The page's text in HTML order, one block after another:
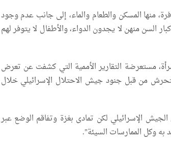
منها المسكن والطعام والماء، إلى جانب عدم وجود
السن منهن لا يجدون الدواء، والأطفال لا يتوفر لهم
مستعرضة التقارير الأممية التي كشفت عن تعرض
من قبل جنود جيش الاحتلال الإسرائيلي خلال
الإسرائيلي لكن تمادى بغزة وتفاقم الوضع عبر
به وكل الممارسات السيئة".